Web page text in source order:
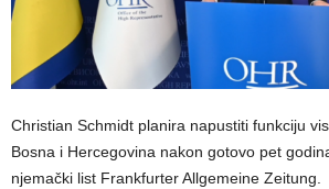
Christian Schmidt planira napustiti funkciju
Bosna i Hercegovina nakon gotovo pet
njemački list Frankfurter Allgemeine Zeitung.